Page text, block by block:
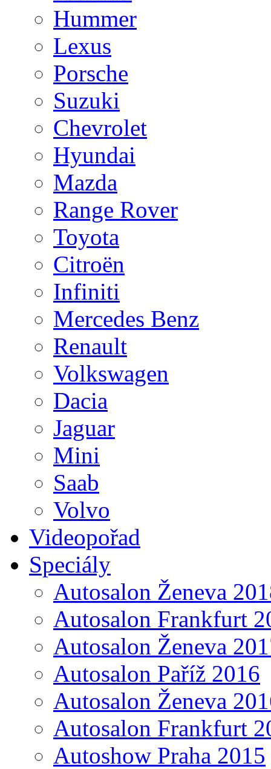
Hummer
Lexus
Porsche
Suzuki
Chevrolet
Hyundai
Mazda
Range Rover
Toyota
Citroën
Infiniti
Mercedes Benz
Renault
Volkswagen
Dacia
Jaguar
Mini
Saab
Volvo
Videopořad
Speciály
Autosalon Ženeva
Autosalon Frankfurt
Autosalon Ženeva
Autosalon Paříž 2016
Autosalon Ženeva
Autosalon Frankfurt
Autoshow Praha 2015